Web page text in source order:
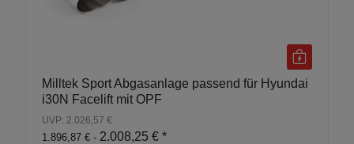
Milltek Sport Abgasanlage passend für Hyundai
i30N Facelift mit OPF
UVP: 2.026,57 €
1.896,87 € - 2.008,25 € *